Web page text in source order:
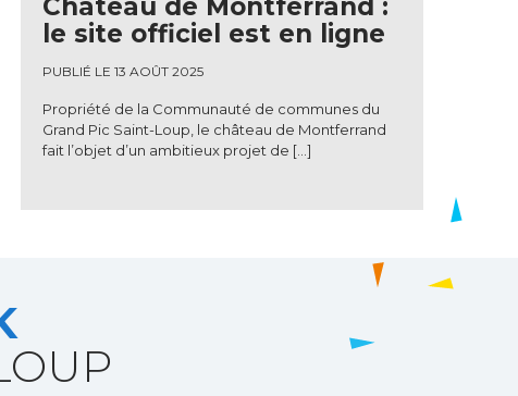
Château de Montferrand :
le site officiel est en ligne
PUBLIÉ LE 13 AOÛT 2025
Propriété de la Communauté de communes du
Grand Pic Saint-Loup, le château de Montferrand
fait l’objet d’un ambitieux projet de […]